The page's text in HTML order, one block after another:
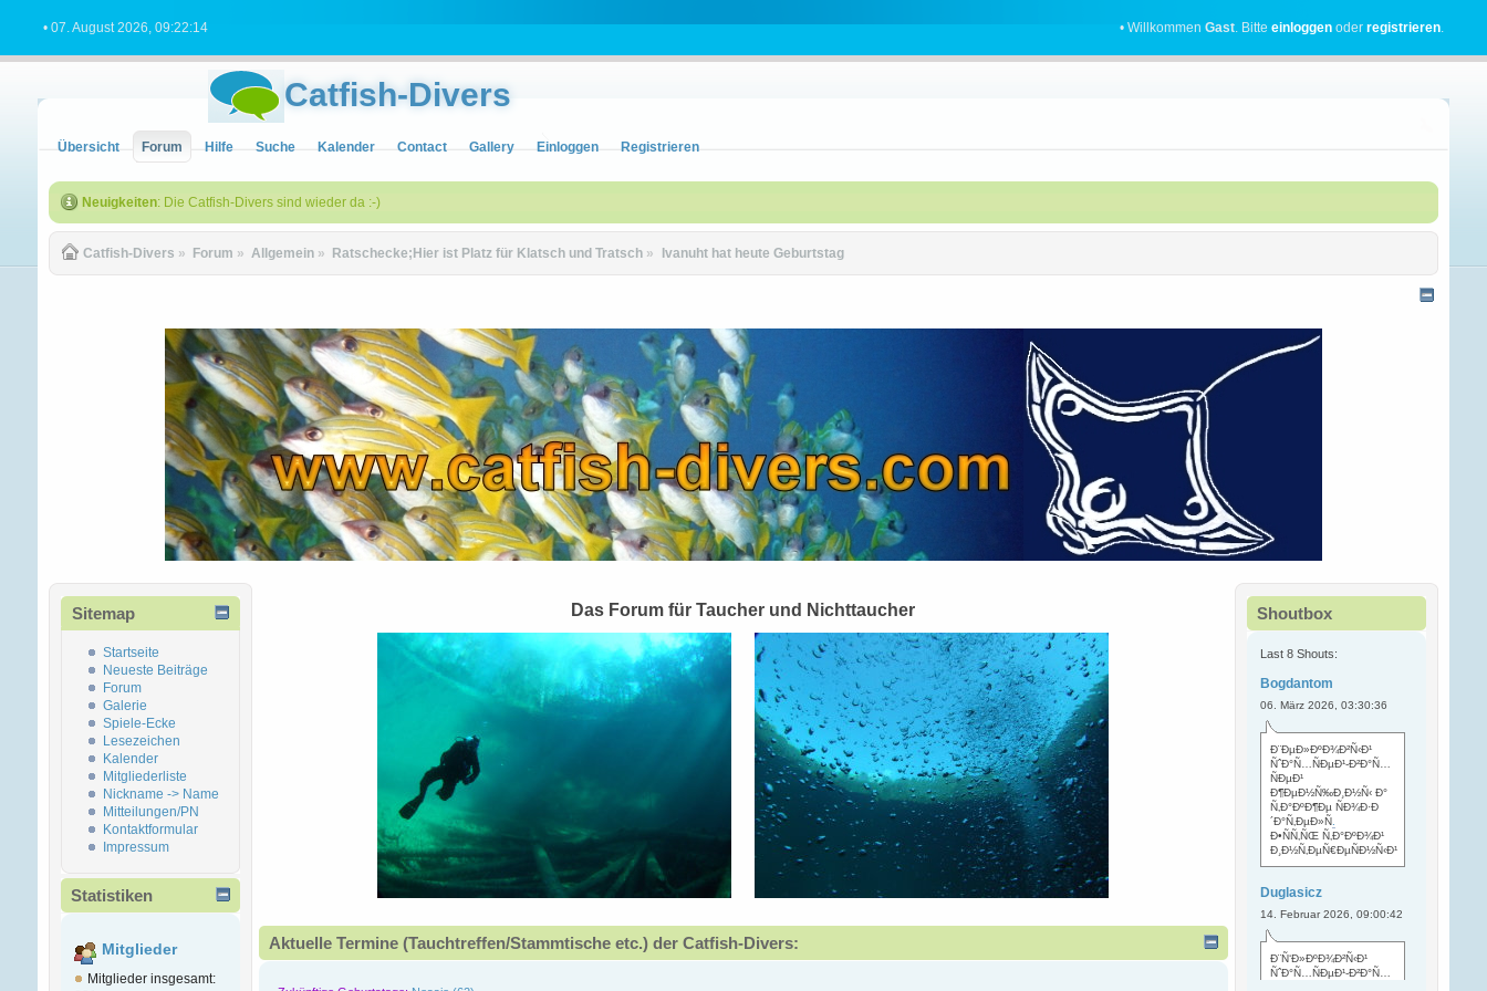
• 07. August 2026, 09:22:14 • WillkommenGast. Bitteeinloggen oderregistrieren.
Catfish-Divers
Übersicht Forum Hilfe Suche Kalender Contact Gallery Einloggen Registrieren
Neuigkeiten: Die Catfish-Divers sind wieder da :-)
Catfish-Divers » Forum » Allgemein » Ratschecke;Hier ist Platz für Klatsch und Tratsch » Ivanuht hat heute Geburtstag
Sitemap
Startseite
Neueste Beiträge
Forum
Galerie
Spiele-Ecke
Lesezeichen
Kalender
Mitgliederliste
Nickname -> Name
Mitteilungen/PN
Kontaktformular
Impressum
Statistiken
Mitglieder
Mitglieder insgesamt:
Das Forum für Taucher und Nichttaucher
Aktuelle Termine (Tauchtreffen/Stammtische etc.) der Catfish-Divers:
Shoutbox
Last 8 Shouts:
Bogdantom
06. März 2026, 03:30:36
Ð¨ÐµÐ»ÐºÐ¾Ð²Ñ‹Ð¹
ÑˆÐ°Ñ…ÑÐµÐ¹-Ð²Ð°Ñ…
ÑÐµÐ¹
Ð¶ÐµÐ½Ñ‰Ð¸Ð½Ñ‹ Ð°
Ñ‚Ð°ÐºÐ¶Ðµ ÑÐ¾Ð·Ð
´Ð°Ñ‚ÐµÐ»Ñ.
Ð•ÑÑ‚ÑŒ Ñ‚Ð°ÐºÐ¾Ð¹
Ð¸Ð½Ñ‚ÐµÑ€ÐµÑÐ½Ñ‹Ð¹
Duglasicz
14. Februar 2026, 09:00:42
Ð¨Ñ‘Ð»ÐºÐ¾Ð²Ñ‹Ð¹
ÑˆÐ°Ñ…ÑÐµÐ¹-Ð²Ð°Ñ…